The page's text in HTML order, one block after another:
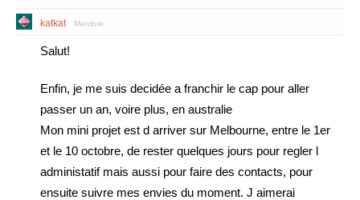
katkat Membre
Salut!
Enfin, je me suis decidée a franchir le cap pour aller
passer un an, voire plus, en australie
Mon mini projet est d arriver sur Melbourne, entre le 1er
et le 10 octobre, de rester quelques jours pour regler l
administatif mais aussi pour faire des contacts, pour
ensuite suivre mes envies du moment. J aimerai